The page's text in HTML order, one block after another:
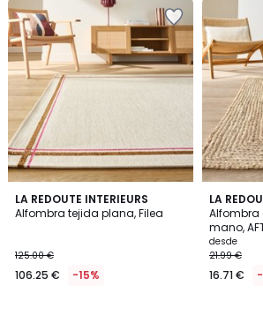
LA REDOUTE INTERIEURS
Alfombra tejida plana, Filea
125.00 €
106.25 € -15%
1
/
LA
Alfombra
mano,
desde
21.99 €
16.71 €
4,4
/ 5